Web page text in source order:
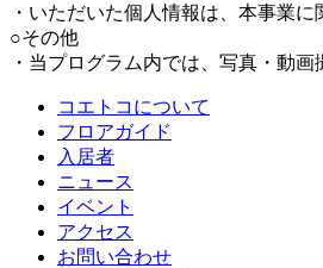
・いただいた個人情報は、本事業
○その他
・当プログラム内では、写真・動
コエトコについて
フロアガイド
入居者
ニュース
イベント
アクセス
お問い合わせ